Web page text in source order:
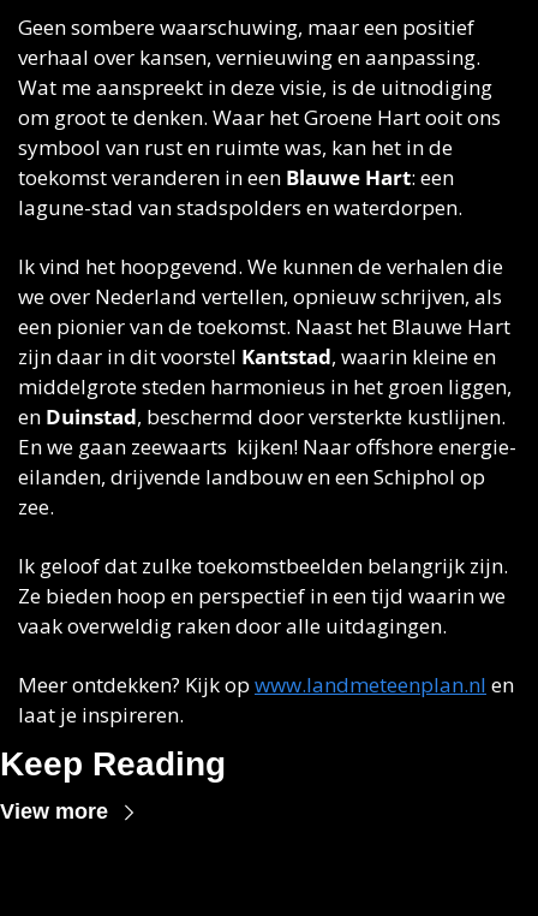
Geen sombere waarschuwing, maar een positief
verhaal over kansen, vernieuwing en aanpassing.
Wat me aanspreekt in deze visie, is de uitnodiging
om groot te denken. Waar het Groene Hart ooit ons
symbool van rust en ruimte was, kan het in de
toekomst veranderen in een Blauwe Hart: een
lagune-stad van stadspolders en waterdorpen.
Ik vind het hoopgevend. We kunnen de verhalen die
we over Nederland vertellen, opnieuw schrijven, als
een pionier van de toekomst. Naast het Blauwe Hart
zijn daar in dit voorstel Kantstad, waarin kleine en
middelgrote steden harmonieus in het groen liggen,
en Duinstad, beschermd door versterkte kustlijnen.
En we gaan zeewaarts  kijken! Naar offshore energie-
eilanden, drijvende landbouw en een Schiphol op
zee.
Ik geloof dat zulke toekomstbeelden belangrijk zijn.
Ze bieden hoop en perspectief in een tijd waarin we
vaak overweldig raken door alle uitdagingen.
Meer ontdekken? Kijk op www.landmeteenplan.nl en
laat je inspireren.
Keep Reading
View more